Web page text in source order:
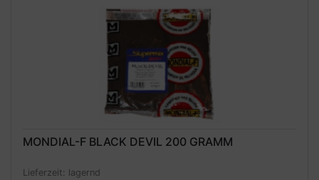
MONDIAL-F BLACK DEVIL 200 GRAMM
Lieferzeit: lagernd